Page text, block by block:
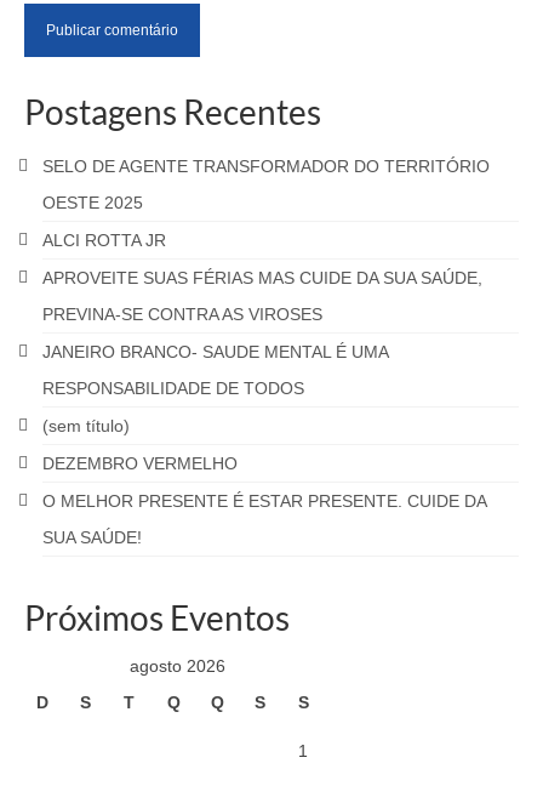
Postagens Recentes
SELO DE AGENTE TRANSFORMADOR DO TERRITÓRIO
OESTE 2025
ALCI ROTTA JR
APROVEITE SUAS FÉRIAS MAS CUIDE DA SUA SAÚDE,
PREVINA-SE CONTRA AS VIROSES
JANEIRO BRANCO- SAUDE MENTAL É UMA
RESPONSABILIDADE DE TODOS
(sem título)
DEZEMBRO VERMELHO
O MELHOR PRESENTE É ESTAR PRESENTE. CUIDE DA
SUA SAÚDE!
Próximos Eventos
agosto 2026
D
S T Q Q S S
1